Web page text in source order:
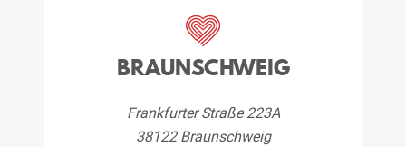
BRAUNSCHWEIG
Frankfurter Straße 223A
38122 Braunschweig